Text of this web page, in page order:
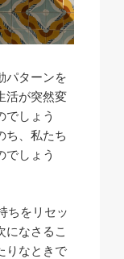
パターンを
活が突然変
でしょう
ち、私たち
でしょう
ちをリセッ
になさるこ
りなときで